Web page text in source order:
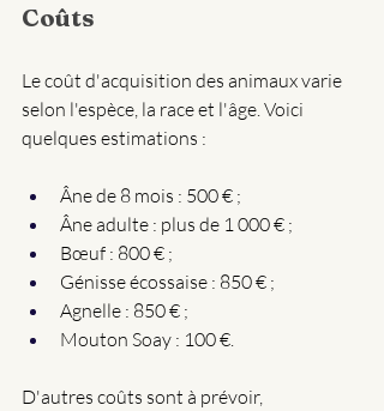
Coûts
Le coût d'acquisition des animaux varie
selon l'espèce, la race et l'âge. Voici
quelques estimations :
Âne de 8 mois : 500 € ;
Âne adulte : plus de 1 000 € ;
Bœuf : 800 € ;
Génisse écossaise : 850 € ;
Agnelle : 850 € ;
Mouton Soay : 100 €.
D'autres coûts sont à prévoir,